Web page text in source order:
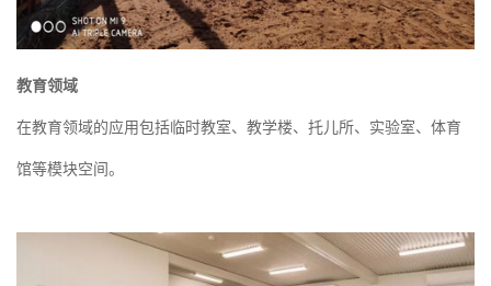
教育领域
在教育领域的应用包括临时教室、教学楼、托儿所、实验室、体育
馆等模块空间。